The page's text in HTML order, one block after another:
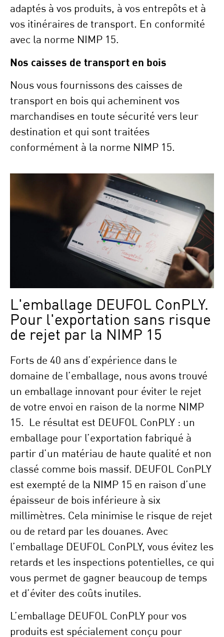
adaptés à vos produits, à vos entrepôts et à
vos itinéraires de transport. En conformité
avec la norme NIMP 15.
Nos caisses de transport en bois
Nous vous fournissons des caisses de
transport en bois qui acheminent vos
marchandises en toute sécurité vers leur
destination et qui sont traitées
conformément à la norme NIMP 15.
L'emballage DEUFOL ConPLY.
Pour l'exportation sans risque
de rejet par la NIMP 15
Forts de 40 ans d’expérience dans le
domaine de l’emballage, nous avons trouvé
un emballage innovant pour éviter le rejet
de votre envoi en raison de la norme NIMP
15. Le résultat est DEUFOL ConPLY : un
emballage pour l’exportation fabriqué à
partir d’un matériau de haute qualité et non
classé comme bois massif. DEUFOL ConPLY
est exempté de la NIMP 15 en raison d’une
épaisseur de bois inférieure à six
millimètres. Cela minimise le risque de rejet
ou de retard par les douanes. Avec
l’emballage DEUFOL ConPLY, vous évitez les
retards et les inspections potentielles, ce qui
vous permet de gagner beaucoup de temps
et d’éviter des coûts inutiles.
L’emballage DEUFOL ConPLY pour vos
produits est spécialement conçu pour